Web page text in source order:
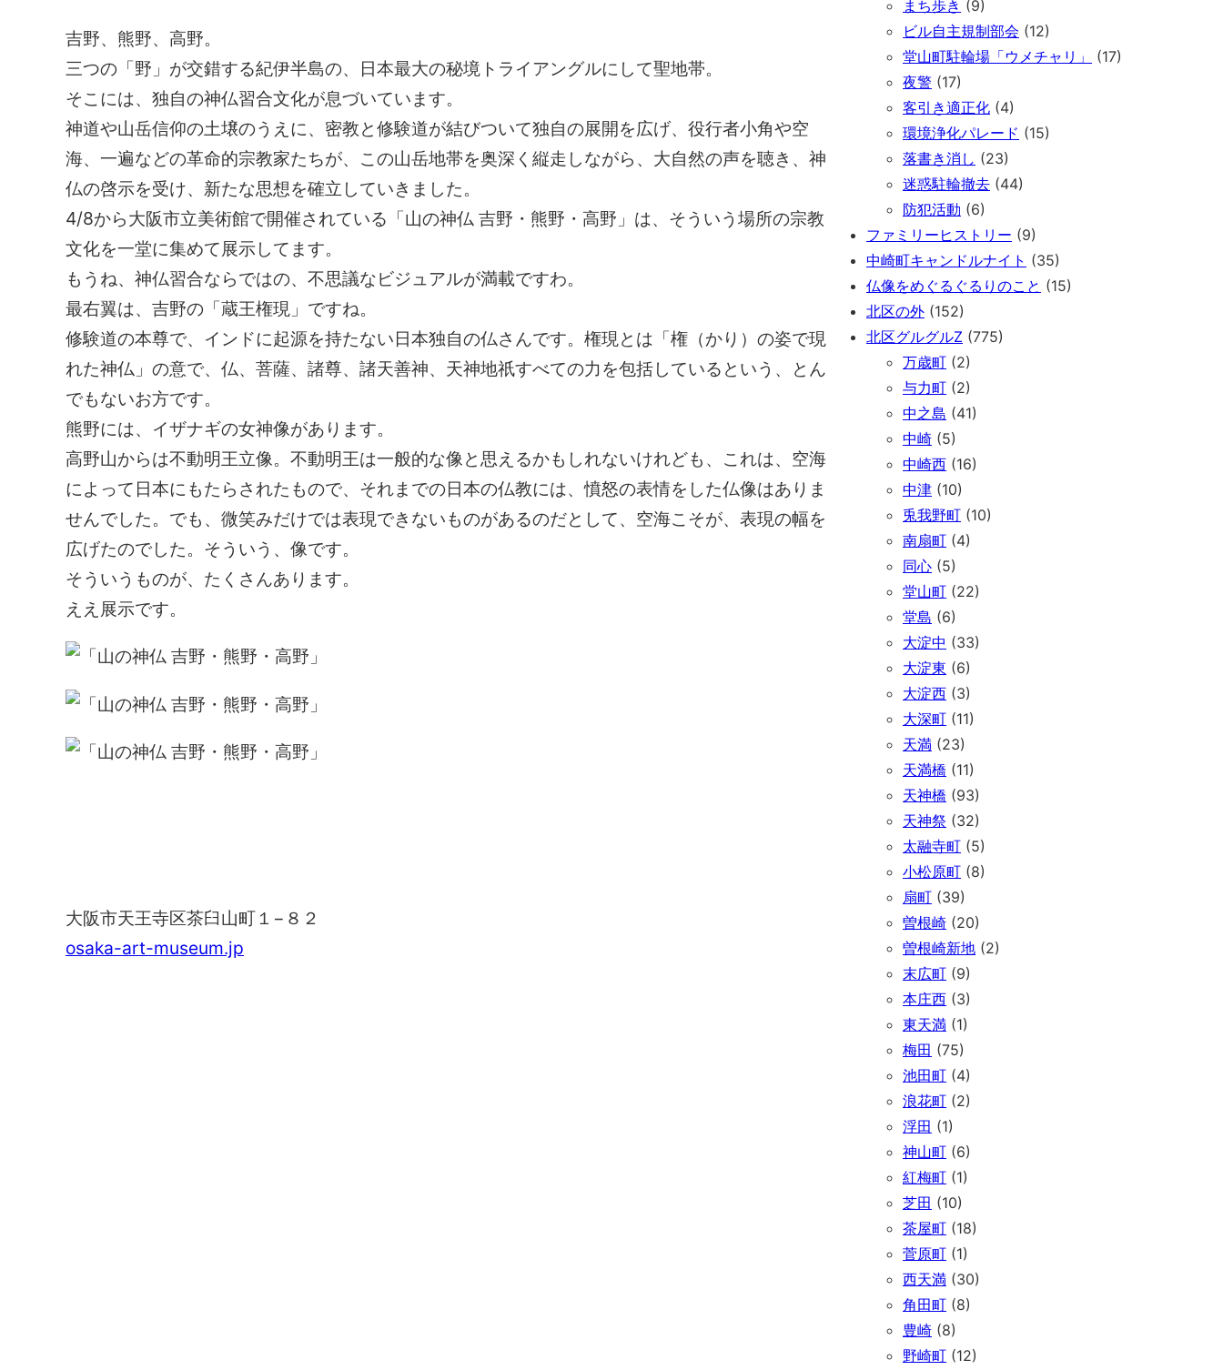
吉野、熊野、高野。
三つの「野」が交錯する紀伊半島の、日本最大の秘境トライアングルにして聖地帯。
そこには、独自の神仏習合文化が息づいています。
神道や山岳信仰の土壌のうえに、密教と修験道が結びついて独自の展開を広げ、役行者小角や空
海、一遍などの革命的宗教家たちが、この山岳地帯を奥深く縦走しながら、大自然の声を聴き、神
仏の啓示を受け、新たな思想を確立していきました。
4/8から大阪市立美術館で開催されている「山の神仏 吉野・熊野・高野」は、そういう場所の宗教
文化を一堂に集めて展示してます。
もうね、神仏習合ならではの、不思議なビジュアルが満載ですわ。
最右翼は、吉野の「蔵王権現」ですね。
修験道の本尊で、インドに起源を持たない日本独自の仏さんです。権現とは「権（かり）の姿で現
れた神仏」の意で、仏、菩薩、諸尊、諸天善神、天神地祇すべての力を包括しているという、とん
でもないお方です。
熊野には、イザナギの女神像があります。
高野山からは不動明王立像。不動明王は一般的な像と思えるかもしれないけれども、これは、空海
によって日本にもたらされたもので、それまでの日本の仏教には、憤怒の表情をした仏像はありま
せんでした。でも、微笑みだけでは表現できないものがあるのだとして、空海こそが、表現の幅を
広げたのでした。そういう、像です。
そういうものが、たくさんあります。
ええ展示です。
大阪市天王寺区茶臼山町１−８２
osaka-art-museum.jp
まち歩き (9)
ビル自主規制部会 (12)
堂山町駐輪場「ウメチャリ」
(17)
夜警 (17)
客引き適正化 (4)
環境浄化パレード (15)
落書き消し (23)
迷惑駐輪撤去 (44)
防犯活動 (6)
ファミリーヒストリー (9)
中崎町キャンドルナイト (35)
仏像をめぐるぐるりのこと (15)
北区の外 (152)
北区グルグルZ (775)
万歳町 (2)
与力町 (2)
中之島 (41)
中崎 (5)
中崎西 (16)
中津 (10)
兎我野町 (10)
南扇町 (4)
同心 (5)
堂山町 (22)
堂島 (6)
大淀中 (33)
大淀東 (6)
大淀西 (3)
大深町 (11)
天満 (23)
天満橋 (11)
天神橋 (93)
天神祭 (32)
太融寺町 (5)
小松原町 (8)
扇町 (39)
曽根崎 (20)
曽根崎新地 (2)
末広町 (9)
本庄西 (3)
東天満 (1)
梅田 (75)
池田町 (4)
浪花町 (2)
浮田 (1)
神山町 (6)
紅梅町 (1)
芝田 (10)
茶屋町 (18)
菅原町 (1)
西天満 (30)
角田町 (8)
豊崎 (8)
野崎町 (12)